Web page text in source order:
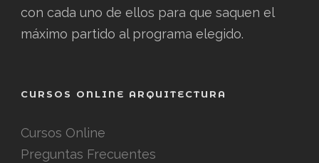
con cada uno de ellos para que saquen el
máximo partido al programa elegido.
CURSOS ONLINE ARQUITECTURA
Cursos Online
Preguntas Frecuentes